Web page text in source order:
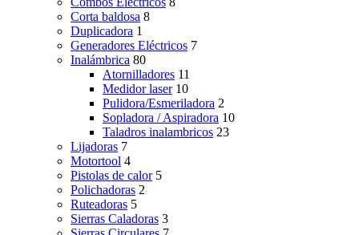
Corta baldosa 8
Duplicadora 1
Generadores Eléctricos 7
Inalámbrica 80
Atornilladores 11
Medidor laser 10
Pulidora/Esmeriladora 2
Sopladora / Aspiradora 10
Taladros inalambricos 23
Lijadoras 7
Motortool 4
Pistolas de calor 5
Polichadoras 2
Ruteadoras 5
Sierras Caladoras 3